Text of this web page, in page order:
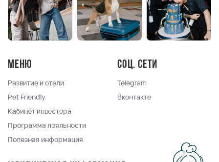
Меню
Развитие и отели
Pet Friendly
Кабинет инвестора
Программа лояльности
Полезная информация
Соц. сети
Telegram
Вконтакте